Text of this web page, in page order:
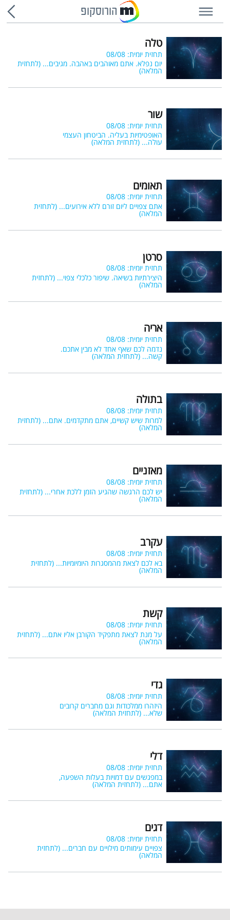
הורוסקופ
טלה
תחזית יומית: 08/08
יום נפלא. אתם מאוהבים באהבה. מגיבים...(לתחזית
המלאה)
שור
תחזית יומית: 08/08
האופטימיות בעליה. הביטחון העצמי
עולה...(לתחזית המלאה)
תאומים
תחזית יומית: 08/08
אתם צפויים ליום זורם ללא אירועים...(לתחזית
המלאה)
סרטן
תחזית יומית: 08/08
היצירתיות בשיאה. שיפור כלכלי צפוי...(לתחזית
המלאה)
אריה
תחזית יומית: 08/08
נדמה לכם שאף אחד לא מבין אתכם.
קשה...(לתחזית המלאה)
בתולה
תחזית יומית: 08/08
למרות שיש קשיים, אתם מתקדמים. אתם...(לתחזית
המלאה)
מאזניים
תחזית יומית: 08/08
יש לכם הרגשה שהגיע הזמן ללכת אחרי...(לתחזית
המלאה)
עקרב
תחזית יומית: 08/08
בא לכם לצאת מהמסגרות היומיומיות...(לתחזית
המלאה)
קשת
תחזית יומית: 08/08
על מנת לצאת מתפקיד הקורבן אליו אתם...(לתחזית
המלאה)
גדי
תחזית יומית: 08/08
היזהרו ממלכודות וגם מחברים קרובים
שלא...(לתחזית המלאה)
דלי
תחזית יומית: 08/08
במפגשים עם דמויות בעלות השפעה,
אתם...(לתחזית המלאה)
דגים
תחזית יומית: 08/08
צפויים עימותים מילויים עם חברים...(לתחזית
המלאה)